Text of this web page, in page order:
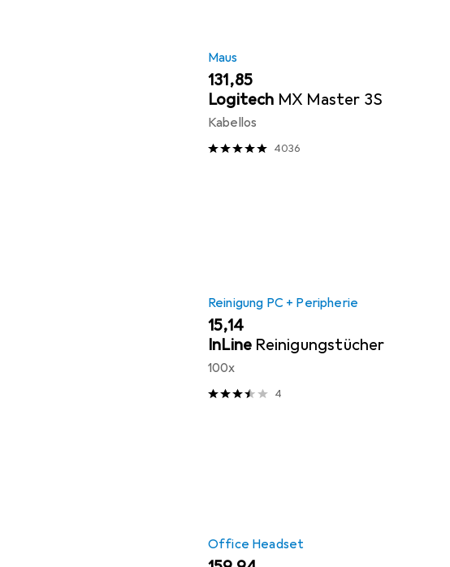
Maus
EUR
131,85
Logitech MX Master 3S
Kabellos
4036
Reinigung PC + Peripherie
EUR
15,14
InLine Reinigungstücher
100x
4
Office Headset